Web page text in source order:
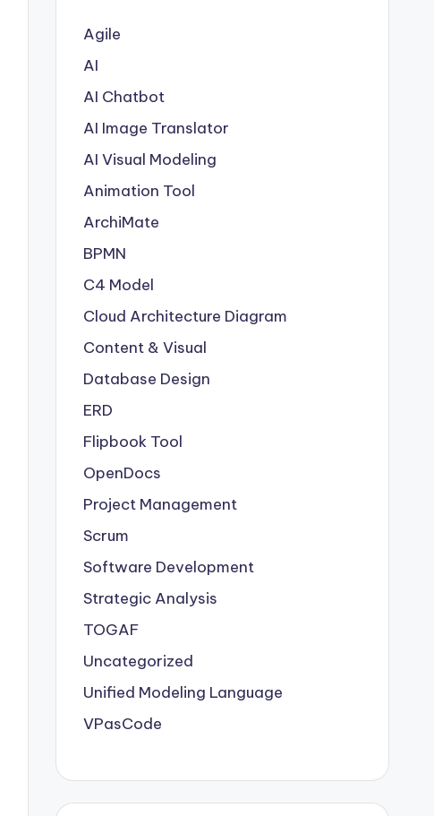
Agile
AI
AI Chatbot
AI Image Translator
AI Visual Modeling
Animation Tool
ArchiMate
BPMN
C4 Model
Cloud Architecture Diagram
Content & Visual
Database Design
ERD
Flipbook Tool
OpenDocs
Project Management
Scrum
Software Development
Strategic Analysis
TOGAF
Uncategorized
Unified Modeling Language
VPasCode